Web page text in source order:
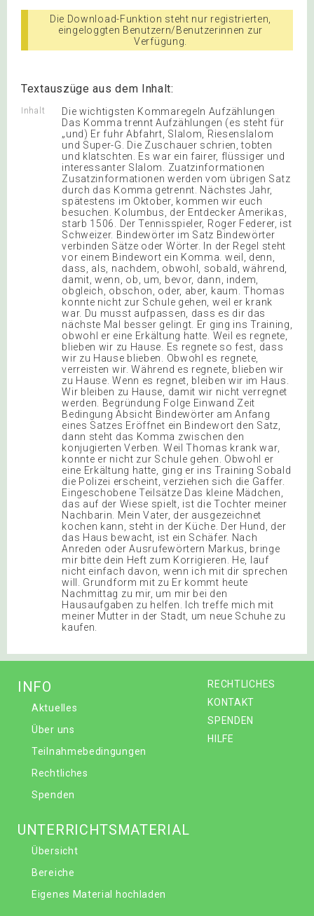
Die Download-Funktion steht nur registrierten,
eingeloggten Benutzern/Benutzerinnen zur
Verfügung.
Textauszüge aus dem Inhalt:
Inhalt
Die wichtigsten Kommaregeln Aufzählungen
Das Komma trennt Aufzählungen (es steht für
„und) Er fuhr Abfahrt, Slalom, Riesenslalom
und Super-G. Die Zuschauer schrien, tobten
und klatschten. Es war ein fairer, flüssiger und
interessanter Slalom. Zuatzinformationen
Zusatzinformationen werden vom übrigen Satz
durch das Komma getrennt. Nächstes Jahr,
spätestens im Oktober, kommen wir euch
besuchen. Kolumbus, der Entdecker Amerikas,
starb 1506. Der Tennisspieler, Roger Federer, ist
Schweizer. Bindewörter im Satz Bindewörter
verbinden Sätze oder Wörter. In der Regel steht
vor einem Bindewort ein Komma. weil, denn,
dass, als, nachdem, obwohl, sobald, während,
damit, wenn, ob, um, bevor, dann, indem,
obgleich, obschon, oder, aber, kaum. Thomas
konnte nicht zur Schule gehen, weil er krank
war. Du musst aufpassen, dass es dir das
nächste Mal besser gelingt. Er ging ins Training,
obwohl er eine Erkältung hatte. Weil es regnete,
blieben wir zu Hause. Es regnete so fest, dass
wir zu Hause blieben. Obwohl es regnete,
verreisten wir. Während es regnete, blieben wir
zu Hause. Wenn es regnet, bleiben wir im Haus.
Wir bleiben zu Hause, damit wir nicht verregnet
werden. Begründung Folge Einwand Zeit
Bedingung Absicht Bindewörter am Anfang
eines Satzes Eröffnet ein Bindewort den Satz,
dann steht das Komma zwischen den
konjugierten Verben. Weil Thomas krank war,
konnte er nicht zur Schule gehen. Obwohl er
eine Erkältung hatte, ging er ins Training Sobald
die Polizei erscheint, verziehen sich die Gaffer.
Eingeschobene Teilsätze Das kleine Mädchen,
das auf der Wiese spielt, ist die Tochter meiner
Nachbarin. Mein Vater, der ausgezeichnet
kochen kann, steht in der Küche. Der Hund, der
das Haus bewacht, ist ein Schäfer. Nach
Anreden oder Ausrufewörtern Markus, bringe
mir bitte dein Heft zum Korrigieren. He, lauf
nicht einfach davon, wenn ich mit dir sprechen
will. Grundform mit zu Er kommt heute
Nachmittag zu mir, um mir bei den
Hausaufgaben zu helfen. Ich treffe mich mit
meiner Mutter in der Stadt, um neue Schuhe zu
kaufen.
RECHTLICHES
KONTAKT
SPENDEN
HILFE
INFO
Aktuelles
Über uns
Teilnahmebedingungen
Rechtliches
Spenden
UNTERRICHTSMATERIAL
Übersicht
Bereiche
Eigenes Material hochladen